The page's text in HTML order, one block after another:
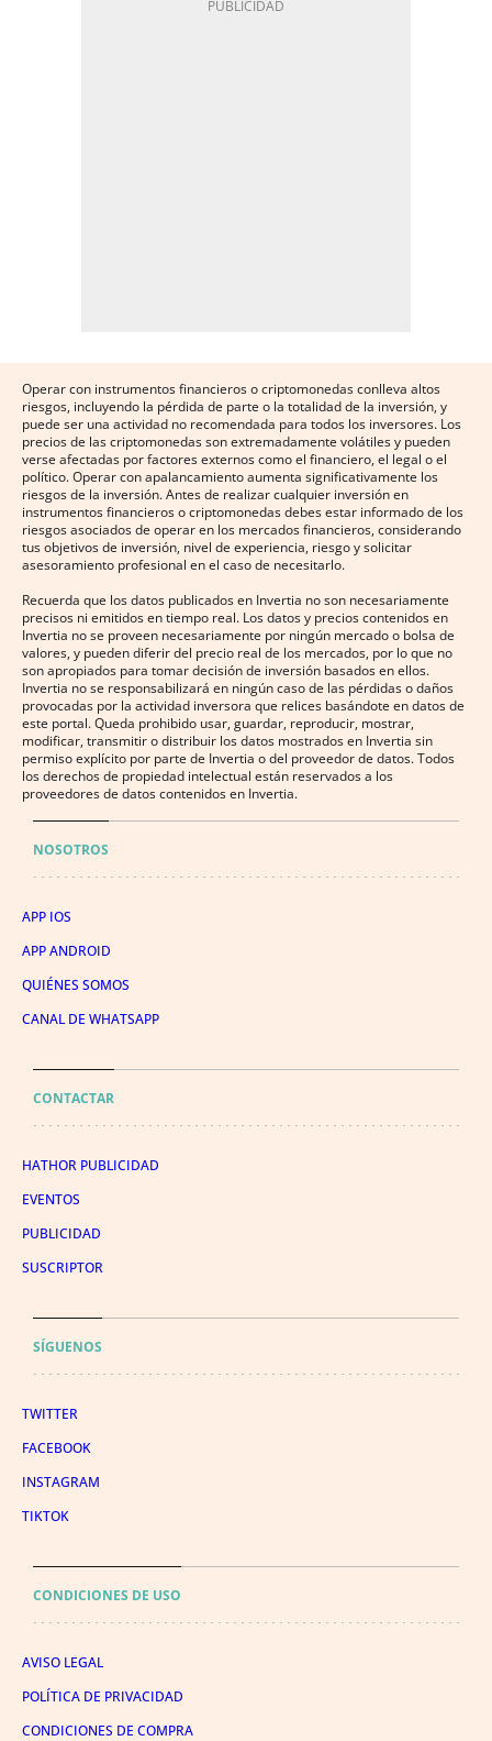
Operar con instrumentos financieros o criptomonedas conlleva altos
riesgos, incluyendo la pérdida de parte o la totalidad de la inversión, y
puede ser una actividad no recomendada para todos los inversores. Los
precios de las criptomonedas son extremadamente volátiles y pueden
verse afectadas por factores externos como el financiero, el legal o el
político. Operar con apalancamiento aumenta significativamente los
riesgos de la inversión. Antes de realizar cualquier inversión en
instrumentos financieros o criptomonedas debes estar informado de los
riesgos asociados de operar en los mercados financieros, considerando
tus objetivos de inversión, nivel de experiencia, riesgo y solicitar
asesoramiento profesional en el caso de necesitarlo.
Recuerda que los datos publicados en Invertia no son necesariamente
precisos ni emitidos en tiempo real. Los datos y precios contenidos en
Invertia no se proveen necesariamente por ningún mercado o bolsa de
valores, y pueden diferir del precio real de los mercados, por lo que no
son apropiados para tomar decisión de inversión basados en ellos.
Invertia no se responsabilizará en ningún caso de las pérdidas o daños
provocadas por la actividad inversora que relices basándote en datos de
este portal. Queda prohibido usar, guardar, reproducir, mostrar,
modificar, transmitir o distribuir los datos mostrados en Invertia sin
permiso explícito por parte de Invertia o del proveedor de datos. Todos
los derechos de propiedad intelectual están reservados a los
proveedores de datos contenidos en Invertia.
NOSOTROS
APP IOS
APP ANDROID
QUIÉNES SOMOS
CANAL DE WHATSAPP
CONTACTAR
HATHOR PUBLICIDAD
EVENTOS
PUBLICIDAD
SUSCRIPTOR
SÍGUENOS
TWITTER
FACEBOOK
INSTAGRAM
TIKTOK
CONDICIONES DE USO
AVISO LEGAL
POLÍTICA DE PRIVACIDAD
CONDICIONES DE COMPRA